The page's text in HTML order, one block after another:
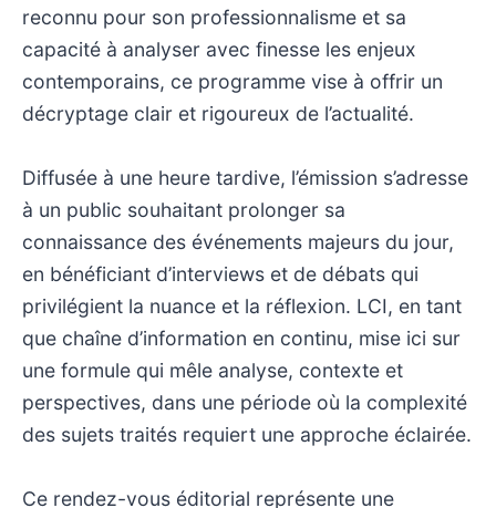
reconnu pour son professionnalisme et sa
capacité à analyser avec finesse les enjeux
contemporains, ce programme vise à offrir un
décryptage clair et rigoureux de l’actualité.
Diffusée à une heure tardive, l’émission s’adresse
à un public souhaitant prolonger sa
connaissance des événements majeurs du jour,
en bénéficiant d’interviews et de débats qui
privilégient la nuance et la réflexion. LCI, en tant
que chaîne d’information en continu, mise ici sur
une formule qui mêle analyse, contexte et
perspectives, dans une période où la complexité
des sujets traités requiert une approche éclairée.
Ce rendez-vous éditorial représente une